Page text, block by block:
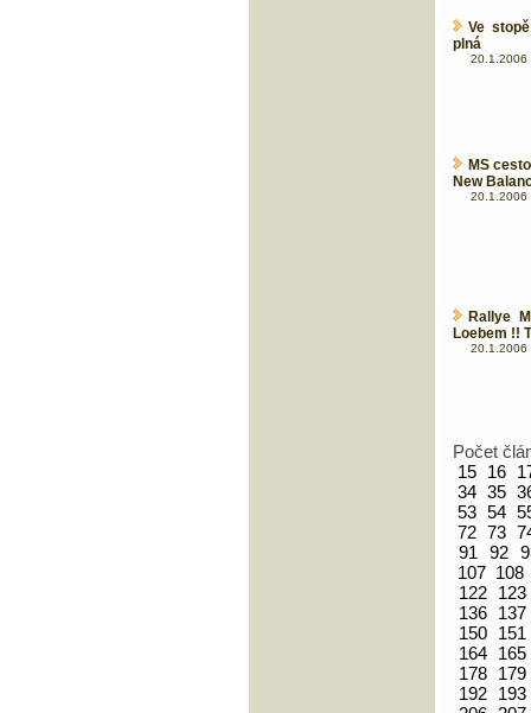
Ve
plná
20.1.2006
MS
New
20.1.2006
Rallye
Loebem !!
20.1.2006
Počet
15 16
34 35
53 54
72 73
91
92
107 108
122
123
136
137
150
151
164
165
178
179
192
193